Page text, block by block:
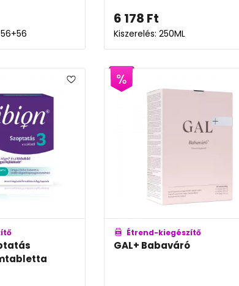
6 178 Ft
Kiszerelés: 250ML
Étrend-kiegészítő
GAL+ Babaváró